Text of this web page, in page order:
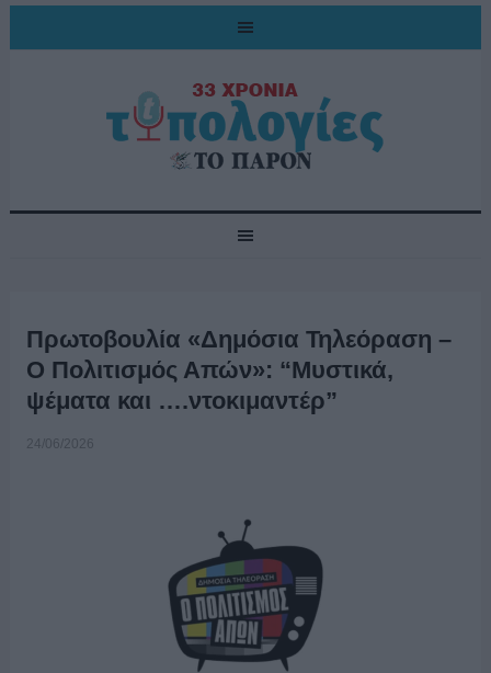
Πρωτοβουλία «Δημόσια Τηλεόραση –
Ο Πολιτισμός Απών»: “Μυστικά,
ψέματα και ….ντοκιμαντέρ”
24/06/2026